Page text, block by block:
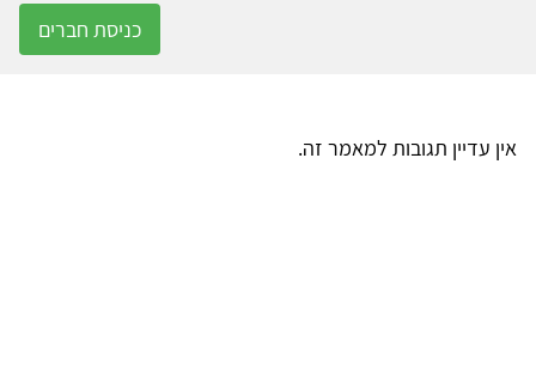
כניסת חברים
אין עדיין תגובות למאמר זה.